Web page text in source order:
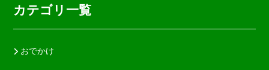
カテゴリ一覧
おでかけ